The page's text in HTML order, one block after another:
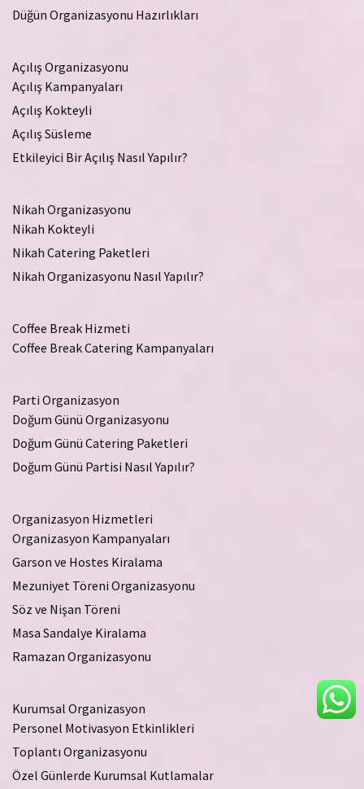
Düğün Organizasyonu Hazırlıkları
Açılış Organizasyonu
Açılış Kampanyaları
Açılış Kokteyli
Açılış Süsleme
Etkileyici Bir Açılış Nasıl Yapılır?
Nikah Organizasyonu
Nikah Kokteyli
Nikah Catering Paketleri
Nikah Organizasyonu Nasıl Yapılır?
Coffee Break Hizmeti
Coffee Break Catering Kampanyaları
Parti Organizasyon
Doğum Günü Organizasyonu
Doğum Günü Catering Paketleri
Doğum Günü Partisi Nasıl Yapılır?
Organizasyon Hizmetleri
Organizasyon Kampanyaları
Garson ve Hostes Kiralama
Mezuniyet Töreni Organizasyonu
Söz ve Nişan Töreni
Masa Sandalye Kiralama
Ramazan Organizasyonu
Kurumsal Organizasyon
Personel Motivasyon Etkinlikleri
Toplantı Organizasyonu
Özel Günlerde Kurumsal Kutlamalar